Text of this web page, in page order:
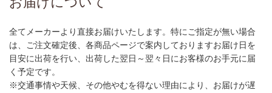
全てメーカーより直接お届けいたします。特にご指定が無い場合
は、ご注文確定後、各商品ページで案内しておりますお届け日を
目安に出荷を行い、出荷した翌日～翌々日にお客様のお手元に届
く予定です。
※交通事情や天候、その他やむを得ない理由により、お届けが遅